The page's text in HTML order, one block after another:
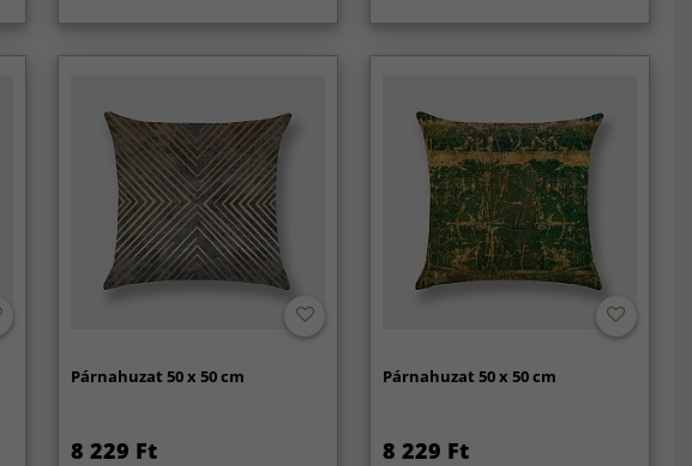
Párnahuzat 50 x 50 cm
8 229 Ft
Párnahuzat 50 x 50 cm
8 229 Ft